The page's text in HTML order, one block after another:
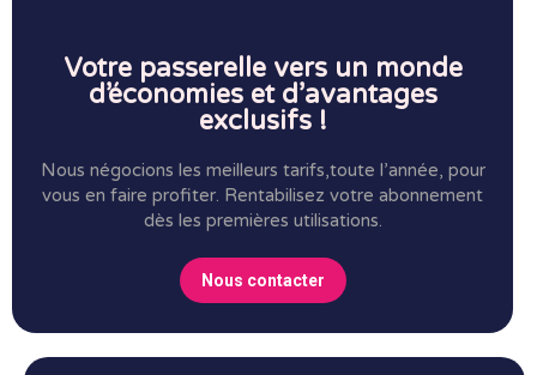
Bijouterie, Horlogerie, Joaillerie/Commerces
Aélys Bijouterie
(bijoux et montres) de marques tendances telles